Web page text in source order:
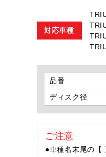
対応車種
品番
ディスク径
ご注意
●車種名末尾の【